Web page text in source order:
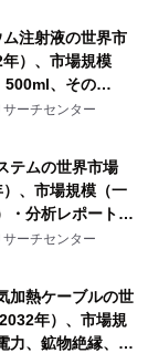
注射液の世界市
）、市場規模
500ml、その
を発表
ーチセンター
テムの世界市場
）、市場規模（一
・分析レポートを
ーチセンター
加熱ケーブルの世
年）、市場規
力、鉱物絶縁、表